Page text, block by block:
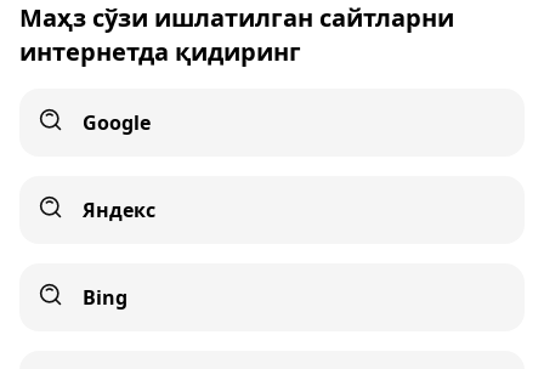
Маҳз сўзи ишлатилган сайтларни
интернетда қидиринг
Google
Яндекс
Bing